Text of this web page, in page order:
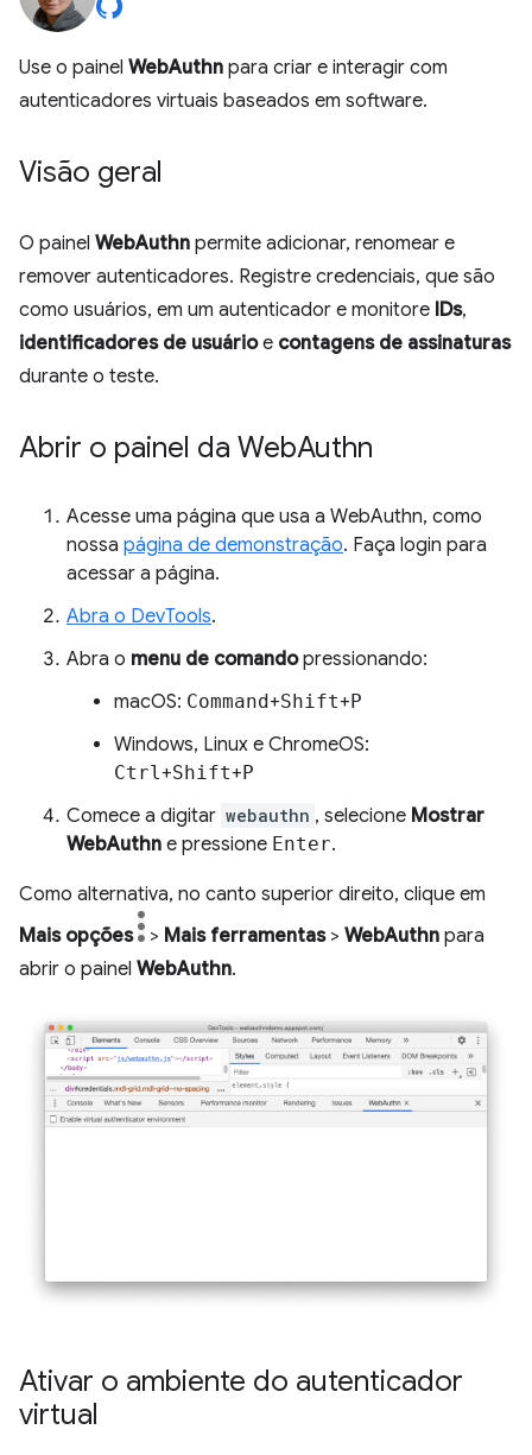
Use o painel WebAuthn para criar e interagir com
autenticadores virtuais baseados em software.
Visão geral
O painel WebAuthn permite adicionar, renomear e
remover autenticadores. Registre credenciais, que são
como usuários, em um autenticador e monitore IDs,
identificadores de usuárioe contagens de assinaturas
durante o teste.
Abrir o painel da WebAuthn
Acesse uma página que usa a WebAuthn, como
nossa página de demonstração. Faça login para
acessar a página.
Abra o DevTools.
Abra o menu de comandopressionando:
macOS: Command+Shift+P
Windows, Linux e ChromeOS:
Ctrl+Shift+P
Comece a digitar webauthn , selecione Mostrar
WebAuthn e pressione Enter.
Como alternativa, no canto superior direito, clique em
Mais opções
> Mais ferramentas> WebAuthn para
abrir o painel WebAuthn.
Ativar o ambiente do autenticador
virtual